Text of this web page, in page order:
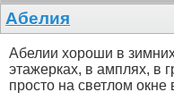
Абелия
Абелии хороши в
этажерках, в амплях, в
просто на светлом